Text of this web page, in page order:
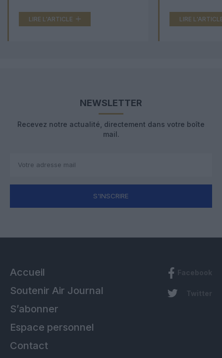
LIRE L'ARTICLE LIRE
NEWSLETTER
Recevez notre actualité, directement dans votre boîte
mail.
S'INSCRIRE
Accueil
Soutenir Air Journal
S’abonner
Espace personnel
Contact